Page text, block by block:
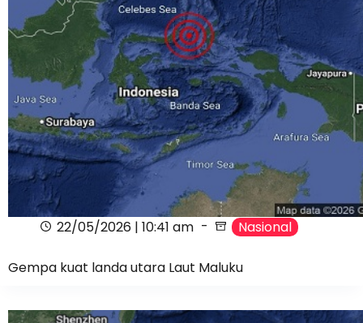
22/05/2026 | 10:41 am Nasional
Gempa kuat landa utara Laut Maluku